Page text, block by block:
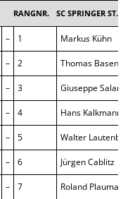
RANGNR. SC SPRINGER
– 1 Markus Kühn
– 2 Thomas Basen
– 3 Giuseppe
– 4 Hans Kalkmann
– 5 Walter Lautenbach
– 6 Jürgen Cablitz
– 7 Roland Plaumann